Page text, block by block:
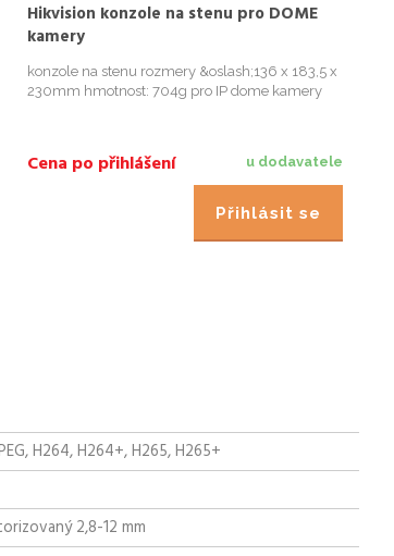
Hikvision konzole na stenu pro DOME
kamery
konzole na stenu rozmery &oslash;136 x 183,5 x
230mm hmotnost: 704g pro IP dome kamery
u dodavatele
Cena po přihlášení
Přihlásit se
H264, H264+, H265, H265+
2,8-12 mm